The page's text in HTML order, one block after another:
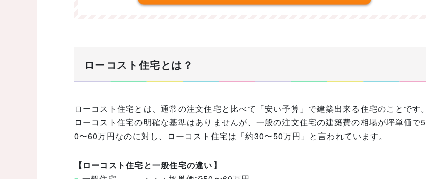
ローコスト住宅とは？
ローコスト住宅とは、通常の注文住宅と比べて「安い予算」で建築出来る住宅のことです。
ローコスト住宅の明確な基準はありませんが、一般の注文住宅の建築費の相場が坪単価で5
0〜60万円なのに対し、ローコスト住宅は「約30〜50万円」と言われています。
【ローコスト住宅と一般住宅の違い】